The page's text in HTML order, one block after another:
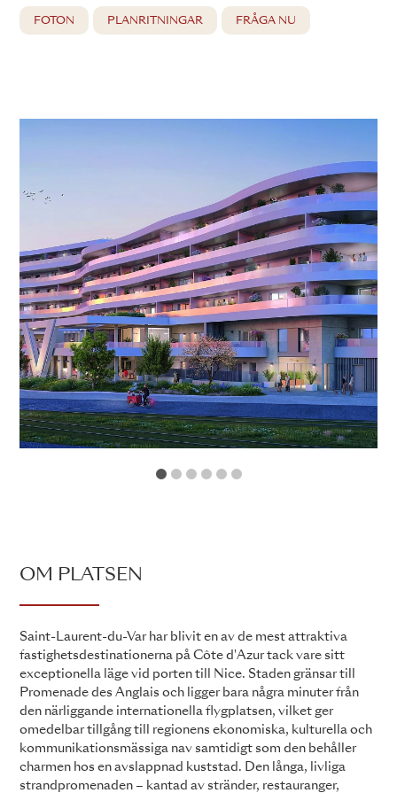
FOTON PLANRITNINGAR FRÅGA NU
1 2 3
OM PLATSEN
Saint-Laurent-du-Var har blivit en av de mest attraktiva
fastighetsdestinationerna på Côte d'Azur tack vare sitt
exceptionella läge vid porten till Nice. Staden gränsar till
Promenade des Anglais och ligger bara några minuter från
den närliggande internationella flygplatsen, vilket ger
omedelbar tillgång till regionens ekonomiska, kulturella och
kommunikationsmässiga nav samtidigt som den behåller
charmen hos en avslappnad kuststad. Den långa, livliga
strandpromenaden – kantad av stränder, restauranger,